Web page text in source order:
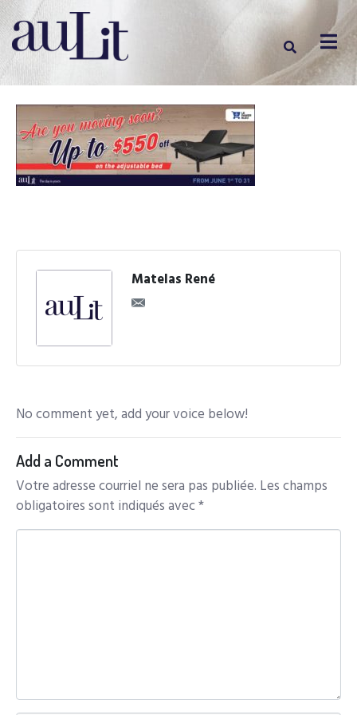
Matelas René
No comment yet, add your voice below!
Add a Comment
Votre adresse courriel ne sera pas publiée. Les champs
obligatoires sont indiqués avec*
C